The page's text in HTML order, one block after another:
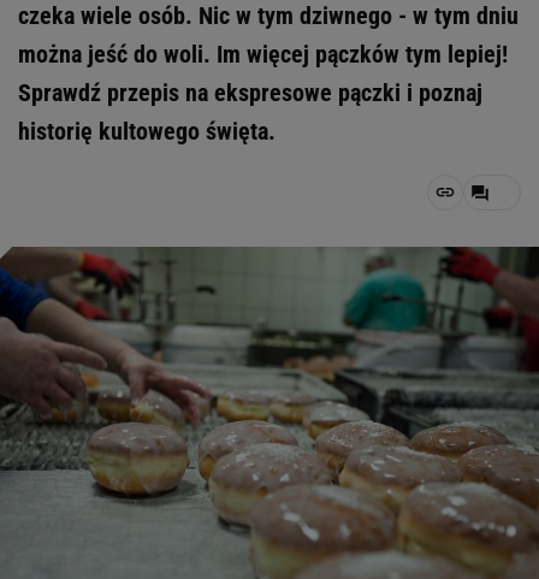
czeka wiele osób. Nic w tym dziwnego - w tym dniu
można jeść do woli. Im więcej pączków tym lepiej!
Sprawdź przepis na ekspresowe pączki i poznaj
historię kultowego święta.